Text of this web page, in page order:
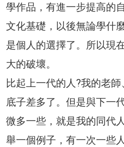
學作品，有進一步提高的
文化基礎，以後無論學什
是個人的選擇了。所以現
大的破壞。
比起上一代的人?我的老
底子差多了。但是與下一
微多一些，就是我的同代
舉一個例子，有一次一些